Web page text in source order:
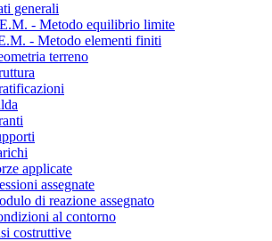
generali
- Metodo equilibrio limite
- Metodo elementi finiti
terreno
applicate
assegnate
di reazione assegnato
al contorno
costruttive